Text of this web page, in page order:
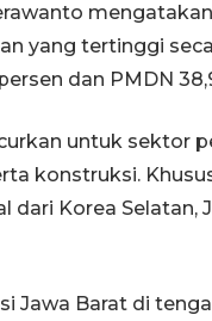
yang tertinggi
dan PMDN
untuk sektor
konstruksi.
Korea Selatan,
Jawa Barat di